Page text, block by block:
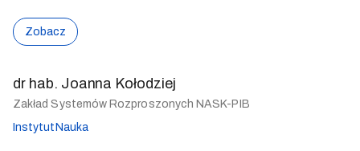
Zobacz
dr hab. Joanna Kołodziej
Zakład Systemów Rozproszonych NASK-PIB
Instytut Nauka